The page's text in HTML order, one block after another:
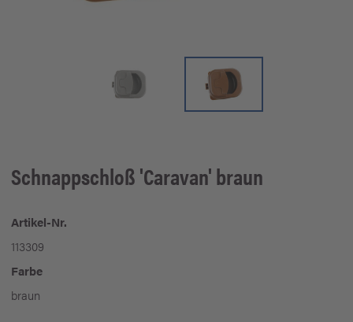
Schnappschloß 'Caravan' braun
Artikel-Nr.
113309
Farbe
braun